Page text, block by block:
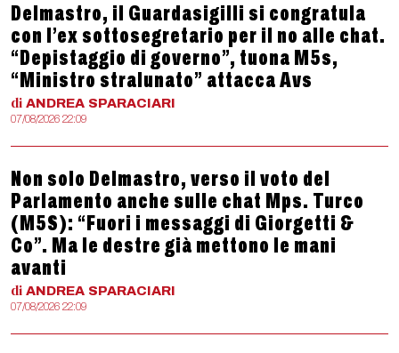
Delmastro, il Guardasigilli si congratula
con l’ex sottosegretario per il no alle chat.
“Depistaggio di governo”, tuona M5s,
“Ministro stralunato” attacca Avs
di ANDREA SPARACIARI
07/08/2026 22:09
Non solo Delmastro, verso il voto del
Parlamento anche sulle chat Mps. Turco
(M5S): “Fuori i messaggi di Giorgetti &
Co”. Ma le destre già mettono le mani
avanti
di ANDREA SPARACIARI
07/08/2026 22:09